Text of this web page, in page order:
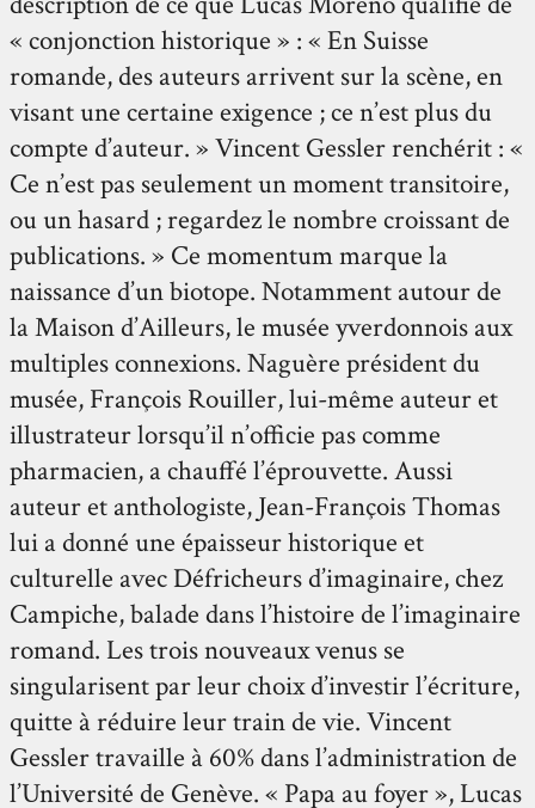
« conjonction historique » : « En Suisse
romande, des auteurs arrivent sur la scène, en
visant une certaine exigence ; ce n’est plus du
compte d’auteur. » Vincent Gessler renchérit : «
Ce n’est pas seulement un moment transitoire,
ou un hasard ; regardez le nombre croissant de
publications. » Ce momentum marque la
naissance d’un biotope. Notamment autour de
la Maison d’Ailleurs, le musée yverdonnois aux
multiples connexions. Naguère président du
musée, François Rouiller, lui-même auteur et
illustrateur lorsqu’il n’officie pas comme
pharmacien, a chauffé l’éprouvette. Aussi
auteur et anthologiste, Jean-François Thomas
lui a donné une épaisseur historique et
culturelle avec Défricheurs d’imaginaire, chez
Campiche, balade dans l’histoire de l’imaginaire
romand. Les trois nouveaux venus se
singularisent par leur choix d’investir l’écriture,
quitte à réduire leur train de vie. Vincent
Gessler travaille à 60% dans l’administration de
l’Université de Genève. « Papa au foyer », Lucas